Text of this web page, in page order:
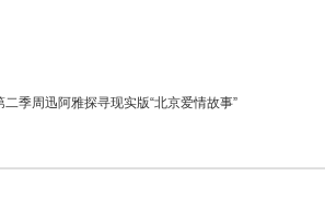
二季周迅阿雅探寻现实版“北京爱情故事”